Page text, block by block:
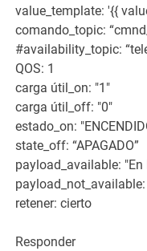
value_template: '{{
comando_topic:
#availability_topic:
QOS: 1
carga útil_on: "1"
carga útil_off: "0"
estado_on:
state_off: “APAGADO”
payload_available: "En
retener: cierto
Responder